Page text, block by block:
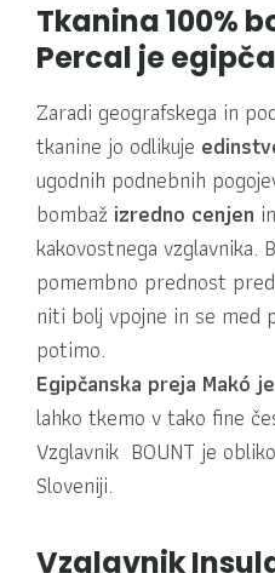
Tkanina 100%
Percal je
Zaradi geografskega in
tkanine jo odlikuje
ugodnih podnebnih
bombaž izredno cenjen
kakovostnega vzglavnika.
pomembno prednost
niti bolj vpojne in se med
potimo.
Egipčanska preja Makó
lahko tkemo v tako fine
Vzglavnik BOUNT je
Sloveniji.
Vzglavnik